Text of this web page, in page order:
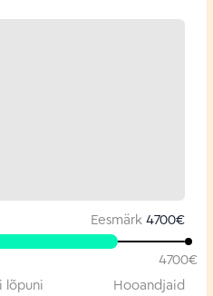
Eesmärk 4700€
4700€
lõpuni Hooandjaid